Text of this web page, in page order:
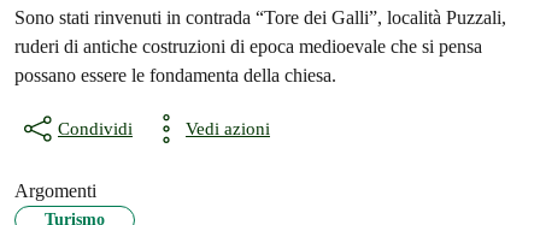
Sono stati rinvenuti in contrada “Tore dei Galli”, località Puzzali,
ruderi di antiche costruzioni di epoca medioevale che si pensa
possano essere le fondamenta della chiesa.
Condividi Vedi azioni
Argomenti
Turismo